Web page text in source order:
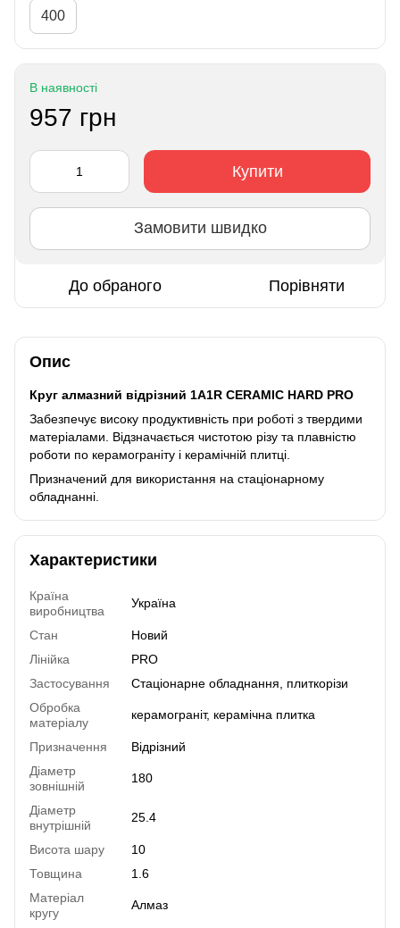
400
В наявності
957 грн
Купити
Замовити швидко
До обраного Порівняти
Опис
Круг алмазний відрізний 1A1R CERAMIC HARD PRO
Забезпечує високу продуктивність при роботі з твердими
матеріалами. Відзначається чистотою різу та плавністю
роботи по керамограніту і керамічній плитці.
Призначений для використання на стаціонарному
обладнанні.
Характеристики
Країна
виробництва
Україна
Стан
Новий
Лінійка
PRO
Застосування
Стаціонарне обладнання, плиткорізи
Обробка
матеріалу
керамограніт, керамічна плитка
Призначення
Відрізний
Діаметр
зовнішній
180
Діаметр
внутрішній
25.4
Висота шару
10
Товщина
1.6
Матеріал
кругу
Алмаз